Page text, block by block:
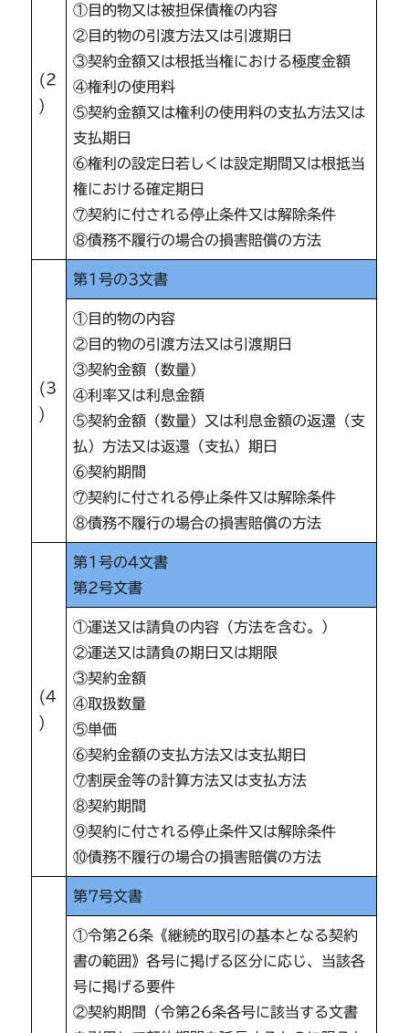
(2
)
①目的物又は被担保債権の内容
②目的物の引渡方法又は引渡期日
③契約金額又は根抵当権における極度金額
④権利の使用料
⑤契約金額又は権利の使用料の支払方法又は
支払期日
⑥権利の設定日若しくは設定期間又は根抵当
権における確定期日
⑦契約に付される停止条件又は解除条件
⑧債務不履行の場合の損害賠償の方法
(3
)
第1号の3文書
①目的物の内容
②目的物の引渡方法又は引渡期日
③契約金額（数量）
④利率又は利息金額
⑤契約金額（数量）又は利息金額の返還（支
払）方法又は返還（支払）期日
⑥契約期間
⑦契約に付される停止条件又は解除条件
⑧債務不履行の場合の損害賠償の方法
(4
)
第1号の4文書
第2号文書
①運送又は請負の内容（方法を含む。）
②運送又は請負の期日又は期限
③契約金額
④取扱数量
⑤単価
⑥契約金額の支払方法又は支払期日
⑦割戻金等の計算方法又は支払方法
⑧契約期間
⑨契約に付される停止条件又は解除条件
⑩債務不履行の場合の損害賠償の方法
第7号文書
①令第26条《継続的取引の基本となる契約
書の範囲》各号に掲げる区分に応じ、当該各
号に掲げる要件
②契約期間（令第26条各号に該当する文書